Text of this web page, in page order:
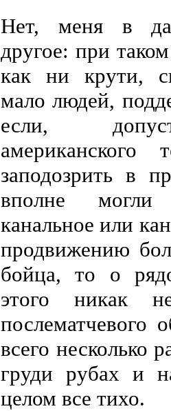
Нет, меня в
другое: при
как ни крути,
мало людей,
если,
заподозрить в
вполне могли
канальное или
продвижению
бойца, то о
этого никак
послематчевого
всего несколько
груди рубах и
целом все тихо.